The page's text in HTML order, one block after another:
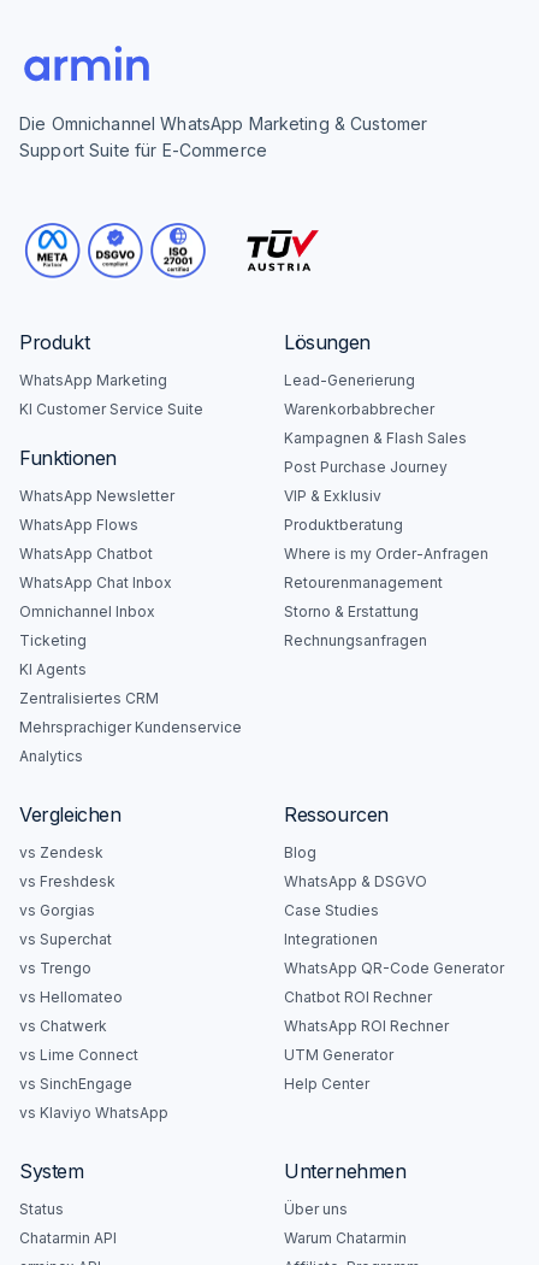
Die Omnichannel WhatsApp Marketing & Customer
Support Suite für E-Commerce
Produkt
WhatsApp Marketing
KI Customer Service Suite
Funktionen
WhatsApp Newsletter
WhatsApp Flows
WhatsApp Chatbot
WhatsApp Chat Inbox
Omnichannel Inbox
Ticketing
KI Agents
Zentralisiertes CRM
Mehrsprachiger Kundenservice
Analytics
Lösungen
Lead-Generierung
Warenkorbabbrecher
Kampagnen & Flash Sales
Post Purchase Journey
VIP & Exklusiv
Produktberatung
Where is my Order-Anfragen
Retourenmanagement
Storno & Erstattung
Rechnungsanfragen
Vergleichen
vs Zendesk
vs Freshdesk
vs Gorgias
vs Superchat
vs Trengo
vs Hellomateo
vs Chatwerk
vs Lime Connect
vs SinchEngage
vs Klaviyo WhatsApp
Ressourcen
Blog
WhatsApp & DSGVO
Case Studies
Integrationen
WhatsApp QR-Code Generator
Chatbot ROI Rechner
WhatsApp ROI Rechner
UTM Generator
Help Center
System
Status
Chatarmin API
Unternehmen
Über uns
Warum Chatarmin